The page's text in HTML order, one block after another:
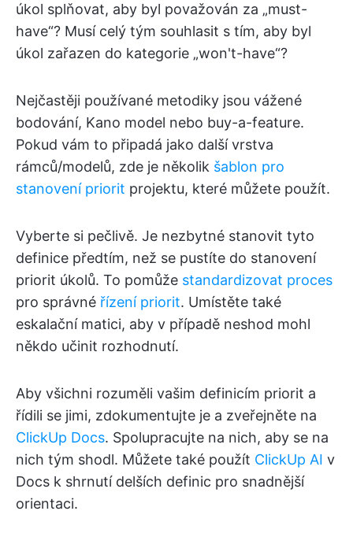
úkol splňovat, aby byl považován za „must-
have“? Musí celý tým souhlasit s tím, aby byl
úkol zařazen do kategorie „won't-have“?
Nejčastěji používané metodiky jsou vážené
bodování, Kano model nebo buy-a-feature.
Pokud vám to připadá jako další vrstva
rámců/modelů, zde je několik šablon pro
stanovení priorit projektu, které můžete použít.
Vyberte si pečlivě. Je nezbytné stanovit tyto
definice předtím, než se pustíte do stanovení
priorit úkolů. To pomůže standardizovat proces
pro správné řízení priorit. Umístěte také
eskalační matici, aby v případě neshod mohl
někdo učinit rozhodnutí.
Aby všichni rozuměli vašim definicím priorit a
řídili se jimi, zdokumentujte je a zveřejněte na
ClickUp Docs. Spolupracujte na nich, aby se na
nich tým shodl. Můžete také použít ClickUp AI v
Docs k shrnutí delších definic pro snadnější
orientaci.